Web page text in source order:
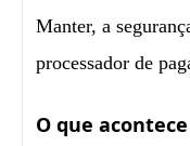
Manter, a
processador de
O que